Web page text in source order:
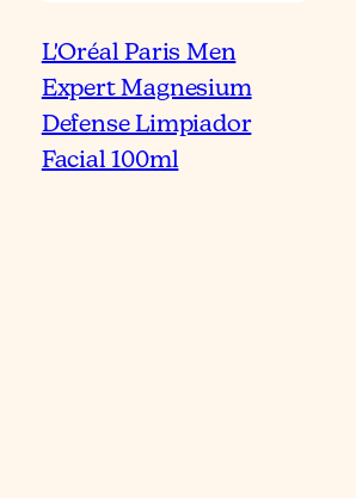
L'Oréal Paris Men
Expert Magnesium
Defense Limpiador
Facial 100ml